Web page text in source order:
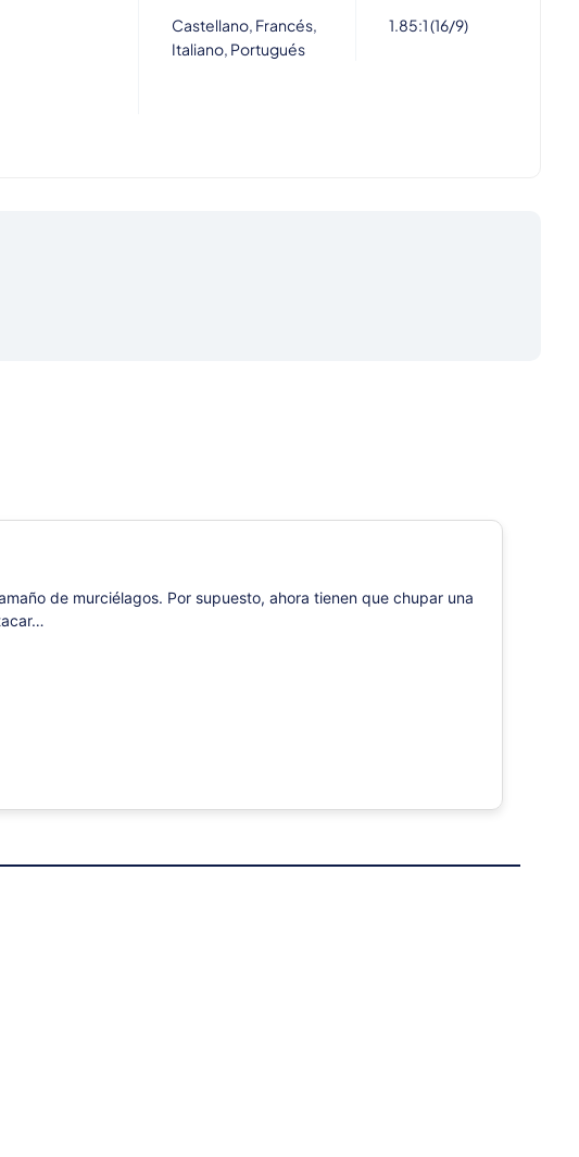
Castellano, Francés,
Italiano, Portugués
1.85:1 (16/9)
de murciélagos. Por supuesto, ahora tienen que chupar una